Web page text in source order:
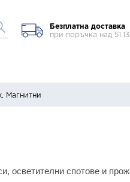
Безплатна доставка
при поръчка над
Магнитни
осветителни спотове и